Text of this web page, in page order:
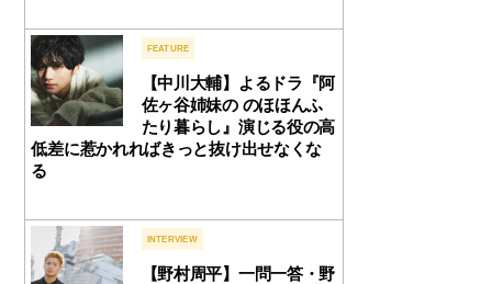
FEATURE
【中川大輔】よるドラ『阿
佐ヶ谷姉妹の のほほんふ
たり暮らし』演じる役の高
低差に惹かれればきっと抜け出せなくな
る
INTERVIEW
【野村周平】一問一答・野